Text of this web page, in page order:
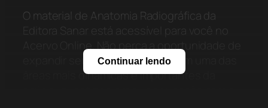
O material de Anatomia Radiográfica da
Acervo Online. Não perca a oportunidade de
expandir seus conhecimentos em uma das
áreas mais dinâmicas e importantes da
Continuar lendo